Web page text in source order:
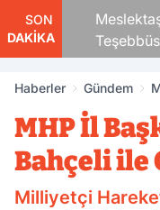
SON
DAKİKA
Teşebbüs'
Haberler Gündem
MHP İl
Bahçeli ile
Milliyetçi